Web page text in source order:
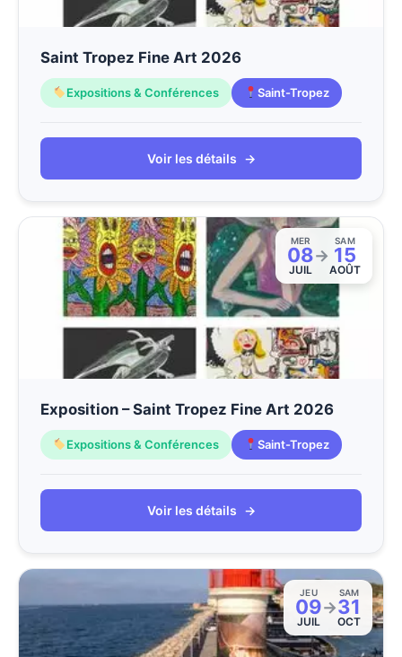
Saint Tropez Fine Art 2026
Expositions & Conférences Saint-Tropez
Voir les détails →
MER
08
JUIL
→
SAM
15
AOÛT
Exposition – Saint Tropez Fine Art 2026
Expositions & Conférences Saint-Tropez
Voir les détails →
JEU
09
JUIL
→
SAM
31
OCT